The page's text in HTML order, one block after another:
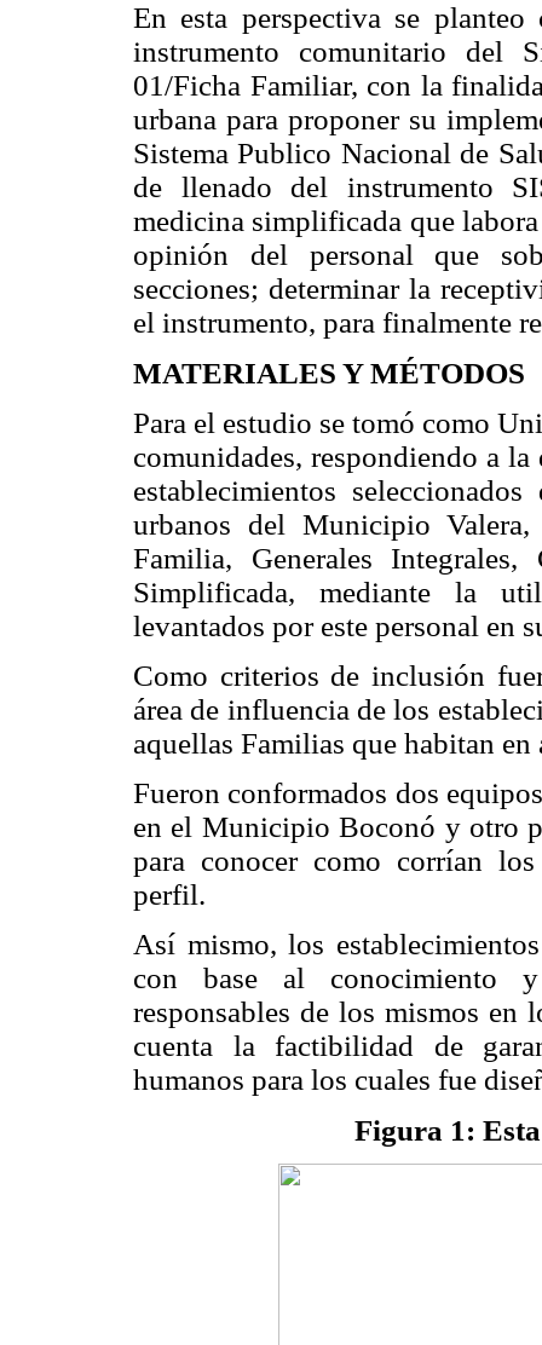
En esta perspectiva se
instrumento comunitario del
01/Ficha Familiar, con la
urbana para proponer su
Sistema Publico Nacional de
de llenado del instrumento
medicina simplificada que
opinión del personal que
secciones; determinar la
el instrumento, para finalmente
MATERIALES Y MÉTODOS
Para el estudio se tomó como
comunidades, respondiendo a
establecimientos
urbanos del Municipio
Familia, Generales
Simplificada, mediante la
levantados por este personal en
Como criterios de inclusión
área de influencia de los
aquellas Familias que habitan
Fueron conformados dos
en el Municipio Boconó y otro
para conocer como corrían
perfil.
Así mismo, los
con base al conocimiento
responsables de los mismos en
cuenta la factibilidad de
humanos para los cuales fue
Figura 1: